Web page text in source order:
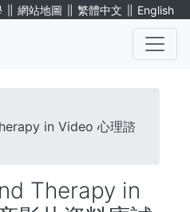
∥ 網站地圖 ∥ 繁體中文 ∥ English
in Video 心理諮
Therapy in